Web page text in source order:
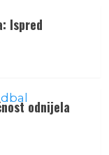
Ispred
odnijela